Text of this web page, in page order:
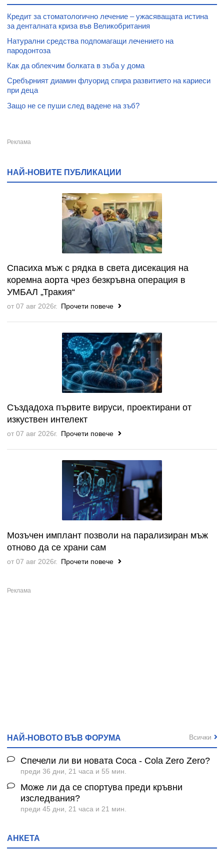
Кредит за стоматологично лечение – ужасяващата истина
за денталната криза във Великобритания
Натурални средства подпомагащи лечението на
пародонтоза
Как да облекчим болката в зъба у дома
Сребърният диамин флуорид спира развитието на кариеси
при деца
Защо не се пуши след вадене на зъб?
НАЙ-НОВИТЕ ПУБЛИКАЦИИ
Спасиха мъж с рядка в света дисекация на
коремна аорта чрез безкръвна операция в
УМБАЛ „Тракия“
от 07 авг 2026г. Прочети повече
Създадоха първите вируси, проектирани от
изкуствен интелект
от 07 авг 2026г. Прочети повече
Мозъчен имплант позволи на парализиран мъж
отново да се храни сам
от 07 авг 2026г. Прочети повече
НАЙ-НОВОТО ВЪВ ФОРУМА
Спечели ли ви новата Coca - Cola Zero Zero?
преди 36 дни, 21 часа и 55 мин.
Може ли да се спортува преди кръвни
изследвания?
преди 45 дни, 21 часа и 21 мин.
Всички
АНКЕТА